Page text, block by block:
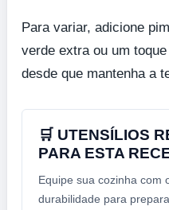
Para variar, adicione
verde extra ou um
desde que mantenha a
🛒 UTENSÍLIOS
PARA ESTA
Equipe sua cozinha com
durabilidade para